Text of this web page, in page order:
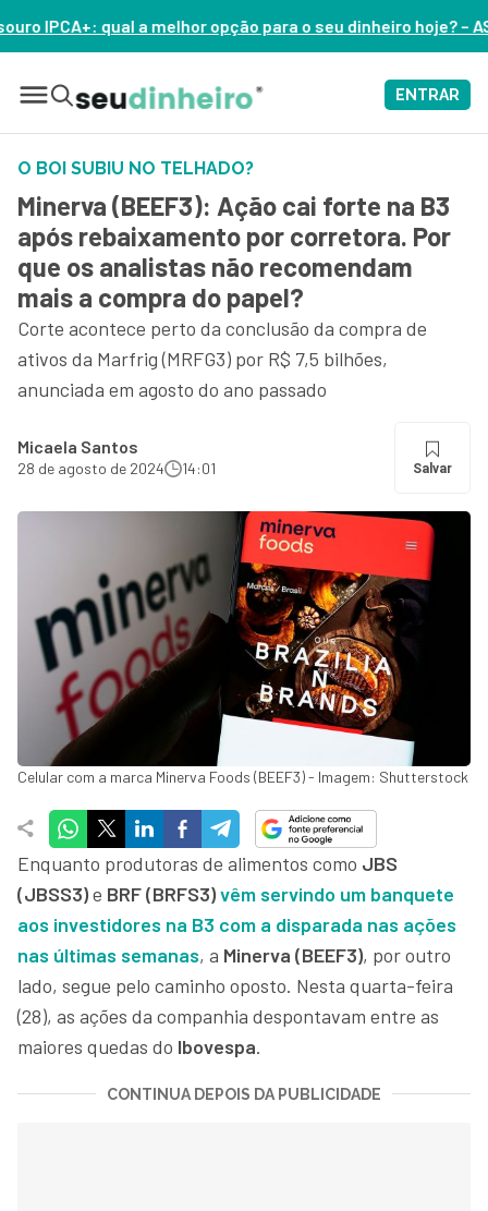
para o seu dinheiro hoje? – ASSISTA AGORA
ENTRAR
O BOI SUBIU NO TELHADO?
Minerva (BEEF3): Ação cai forte na B3
após rebaixamento por corretora. Por
que os analistas não recomendam
mais a compra do papel?
Corte acontece perto da conclusão da compra de
ativos da Marfrig (MRFG3) por R$ 7,5 bilhões,
anunciada em agosto do ano passado
Micaela Santos
28 de agosto de 2024 14:01 Salvar
Celular com a marca Minerva Foods (BEEF3) - Imagem: Shutterstock
Enquanto produtoras de alimentos como JBS
(JBSS3)e BRF (BRFS3)vêm servindo um banquete
aos investidores na B3 com a disparada nas ações
nas últimas semanas, a Minerva (BEEF3), por outro
lado, segue pelo caminho oposto. Nesta quarta-feira
(28), as ações da companhia despontavam entre as
maiores quedas do Ibovespa.
CONTINUA DEPOIS DA PUBLICIDADE